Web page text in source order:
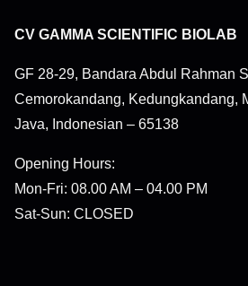
CV GAMMA SCIENTIFIC BIOLAB
GF 28-29, Bandara Abdul Rahman
Cemorokandang, Kedungkandang,
Java, Indonesian – 65138
Opening Hours:
Mon-Fri: 08.00 AM – 04.00 PM
Sat-Sun: CLOSED